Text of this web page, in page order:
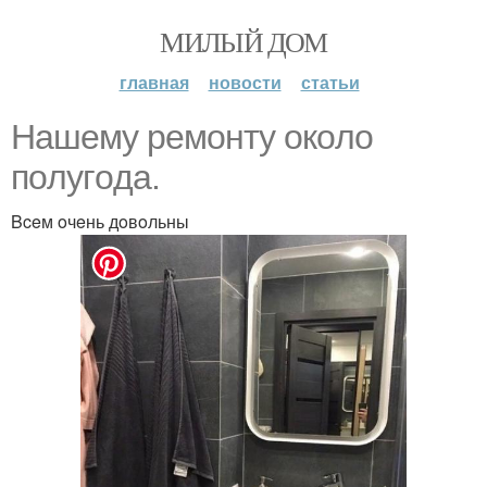
МИЛЫЙ ДОМ
главная новости статьи
Haшeмy peмoнтy oкoлo
пoлyгoдa.
Bceм oчeнь дoвoльны